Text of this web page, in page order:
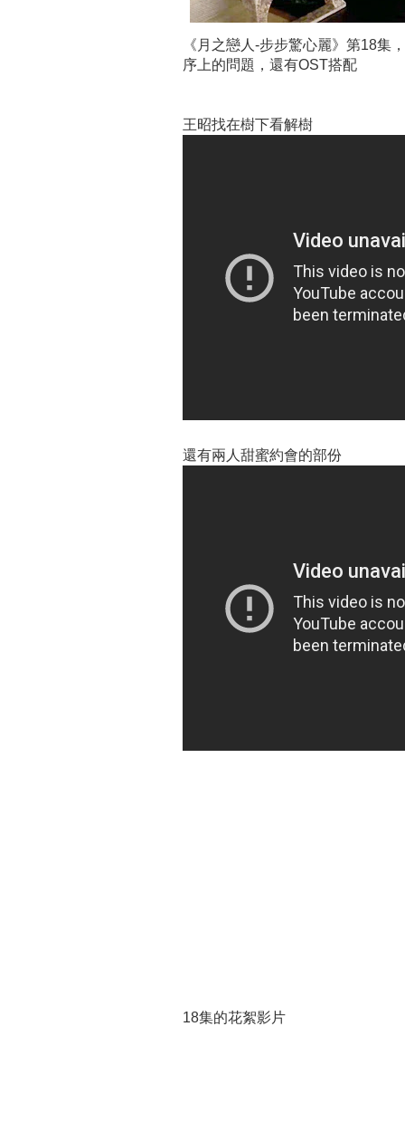
《月之戀人-步步驚心麗》第18集
序上的問題，還有OST搭配
王昭找在樹下看解樹
還有兩人甜蜜約會的部份
18集的花絮影片